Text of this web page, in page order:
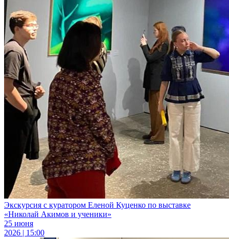
Экскурсия с куратором Еленой Куценко по выставке
«Николай Акимов и ученики»
25 июня
2026 | 15:00